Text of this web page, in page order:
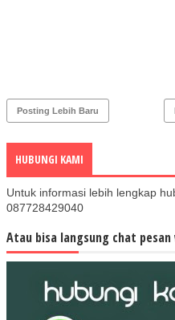
Posting Lebih Baru
HUBUNGI KAMI
Untuk informasi lebih lengkap
087728429040
Atau bisa langsung chat